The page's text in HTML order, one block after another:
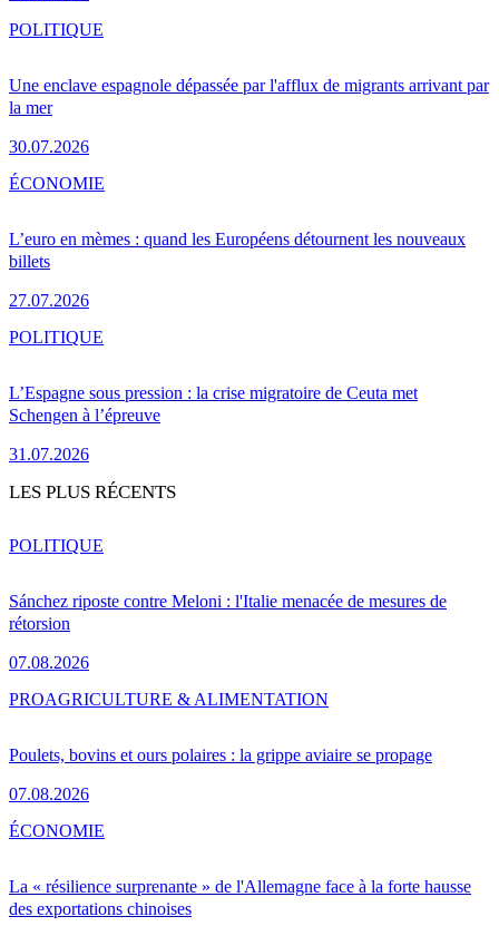
Une enclave espagnole dépassée par l'afflux de migrants arrivant par
la mer
30.07.2026
POLITIQUE
L’euro en mèmes : quand les Européens détournent les nouveaux
billets
27.07.2026
ÉCONOMIE
L’Espagne sous pression : la crise migratoire de Ceuta met
Schengen à l’épreuve
31.07.2026
POLITIQUE
LES PLUS RÉCENTS
Sánchez riposte contre Meloni : l'Italie menacée de mesures de
rétorsion
07.08.2026
POLITIQUE
Poulets, bovins et ours polaires : la grippe aviaire se propage
07.08.2026
PROAGRICULTURE & ALIMENTATION
La « résilience surprenante » de l'Allemagne face à la forte hausse
des exportations chinoises
ÉCONOMIE